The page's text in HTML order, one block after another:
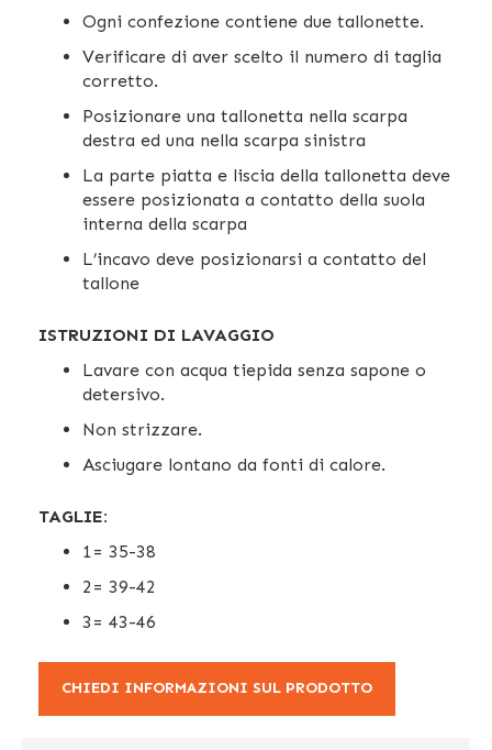
Ogni confezione contiene due tallonette.
Verificare di aver scelto il numero di taglia
corretto.
Posizionare una tallonetta nella scarpa
destra ed una nella scarpa sinistra
La parte piatta e liscia della tallonetta deve
essere posizionata a contatto della suola
interna della scarpa
L’incavo deve posizionarsi a contatto del
tallone
ISTRUZIONI DI LAVAGGIO
Lavare con acqua tiepida senza sapone o
detersivo.
Non strizzare.
Asciugare lontano da fonti di calore.
TAGLIE:
1= 35-38
2= 39-42
3= 43-46
CHIEDI INFORMAZIONI SUL PRODOTTO